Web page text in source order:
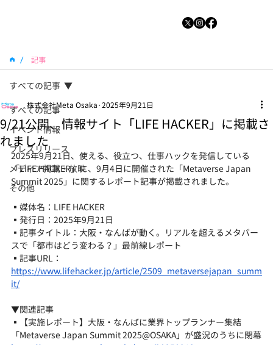
/ 記事
すべての記事
イベント情報
プレスリリース
メディア掲載・放映
その他
すべての記事
9/21公開、情報サイト「LIFE HACKER」に掲載さ
れました
株式会社Meta Osaka 2025年9月21日
2025年9月21日、使える、役立つ、仕事ハックを発信している
「LIFE HACKER」に、9月4日に開催された「Metaverse Japan
Summit 2025」に関するレポート記事が掲載されました。
▪媒体名：LIFE HACKER
▪発行日：2025年9月21日
▪記事タイトル：大阪・なんばが動く。リアルを超えるメタバー
スで「都市はどう変わる？」最前線レポート
▪記事URL：
https://www.lifehacker.jp/article/2509_metaversejapan_summ
it/
▼関連記事
▪【実施レポート】大阪・なんばに業界トップランナー集結
「Metaverse Japan Summit 2025@OSAKA」が盛況のうちに閉幕